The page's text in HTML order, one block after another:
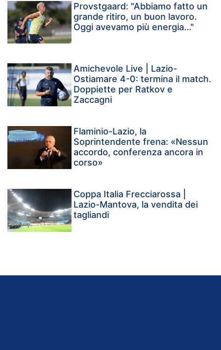
Provstgaard: "Abbiamo fatto un
grande ritiro, un buon lavoro.
Oggi avevamo più energia..."
Amichevole Live | Lazio-
Ostiamare 4-0: termina il match.
Doppiette per Ratkov e
Zaccagni
Flaminio-Lazio, la
Soprintendente frena: «Nessun
accordo, conferenza ancora in
corso»
Coppa Italia Frecciarossa |
Lazio-Mantova, la vendita dei
tagliandi